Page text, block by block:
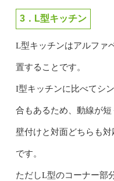
3．L型キッチン
L型キッチンはアルファ
置することです。
I型キッチンに比べてシ
合もあるため、動線が短
壁付けと対面どちらも
です。
ただしL型のコーナー部